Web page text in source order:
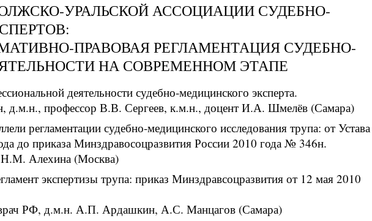
УРАЛЬСКОЙ АССОЦИАЦИИ СУДЕБНО-
ПРАВОВАЯ РЕГЛАМЕНТАЦИЯ СУДЕБНО-
НА СОВРЕМЕННОМ ЭТАПЕ
деятельности судебно-медицинского эксперта.
д.м.н., профессор В.В. Сергеев, к.м.н., доцент И.А. Шмелёв (Самара)
регламентации судебно-медицинского исследования трупа: от Устава
до приказа Минздравосоцразвития России 2010 года № 346н.
Н.М. Алехина (Москва)
экспертизы трупа: приказ Минздравсоцразвития от 12 мая 2010
РФ, д.м.н. А.П. Ардашкин, А.С. Манцагов (Самара)